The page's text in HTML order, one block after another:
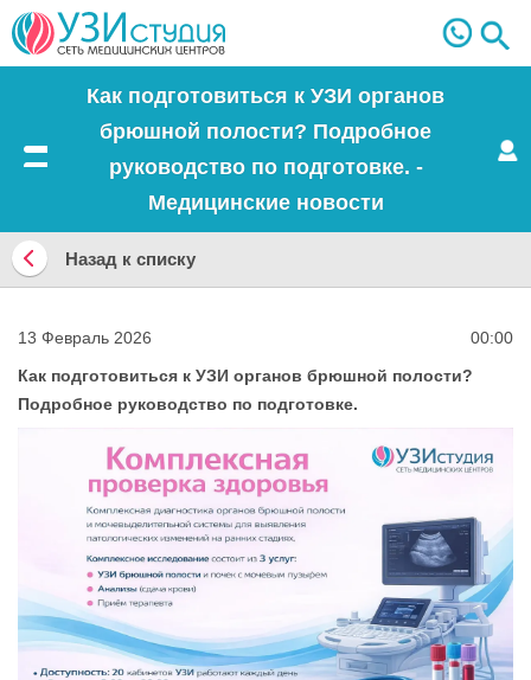
Как подготовиться к УЗИ органов
брюшной полости? Подробное
руководство по подготовке. -
Медицинские новости
Назад
к
списку
Назад к списку
13 Февраль 2026
00:00
Как подготовиться к УЗИ органов брюшной полости?
Подробное руководство по подготовке.